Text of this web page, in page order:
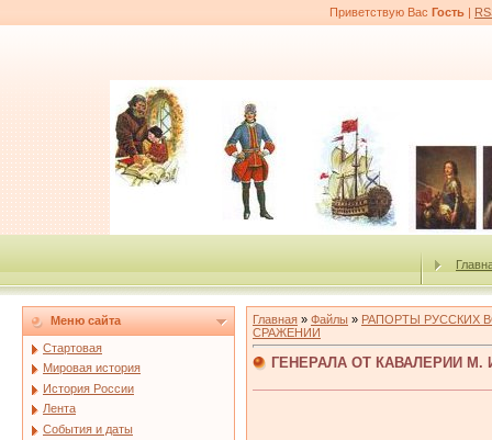
Приветствую Вас Гость |
Меню сайта
Стартовая
Мировая история
История России
Лента
События и даты
Главная » Файлы » РАПОРТЫ РУССКИХ
СРАЖЕНИИ
ГЕНЕРАЛА ОТ КАВАЛЕРИИ М.